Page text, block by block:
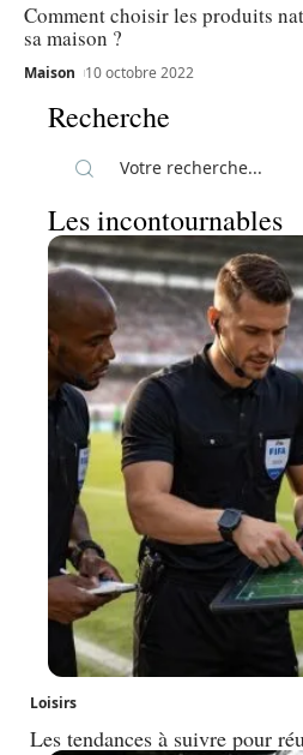
Comment choisir les produits
sa maison ?
Maison 10 octobre 2022
Recherche
Les incontournables
Loisirs
Les tendances à suivre pour